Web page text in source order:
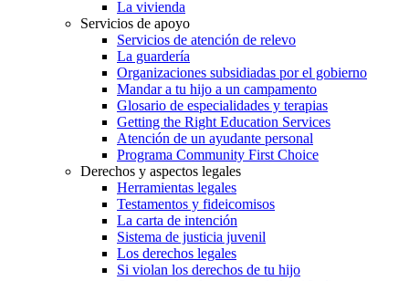
La vivienda
Servicios de apoyo
Servicios de atención de relevo
La guardería
Organizaciones subsidiadas por el gobierno
Mandar a tu hijo a un campamento
Glosario de especialidades y terapias
Getting the Right Education Services
Atención de un ayudante personal
Programa Community First Choice
Derechos y aspectos legales
Herramientas legales
Testamentos y fideicomisos
La carta de intención
Sistema de justicia juvenil
Los derechos legales
Si violan los derechos de tu hijo